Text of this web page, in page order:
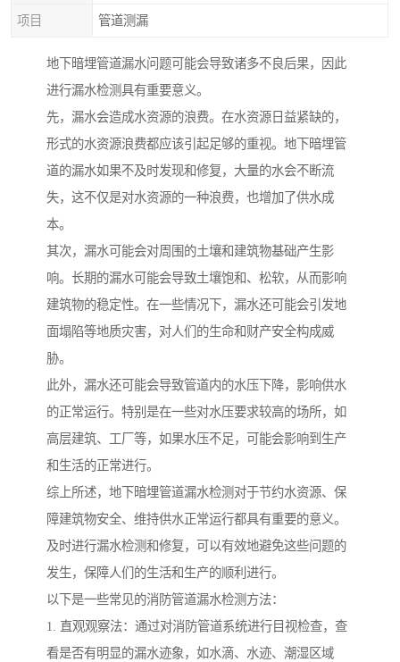
项目 管道测漏
地下暗埋管道漏水问题可能会导致诸多不良后果，因此
进行漏水检测具有重要意义。
先，漏水会造成水资源的浪费。在水资源日益紧缺的，
形式的水资源浪费都应该引起足够的重视。地下暗埋管
道的漏水如果不及时发现和修复，大量的水会不断流
失，这不仅是对水资源的一种浪费，也增加了供水成
本。
其次，漏水可能会对周围的土壤和建筑物基础产生影
响。长期的漏水可能会导致土壤饱和、松软，从而影响
建筑物的稳定性。在一些情况下，漏水还可能会引发地
面塌陷等地质灾害，对人们的生命和财产安全构成威
胁。
此外，漏水还可能会导致管道内的水压下降，影响供水
的正常运行。特别是在一些对水压要求较高的场所，如
高层建筑、工厂等，如果水压不足，可能会影响到生产
和生活的正常进行。
综上所述，地下暗埋管道漏水检测对于节约水资源、保
障建筑物安全、维持供水正常运行都具有重要的意义。
及时进行漏水检测和修复，可以有效地避免这些问题的
发生，保障人们的生活和生产的顺利进行。
以下是一些常见的消防管道漏水检测方法：
1. 直观观察法：通过对消防管道系统进行目视检查，查
看是否有明显的漏水迹象，如水滴、水迹、潮湿区域